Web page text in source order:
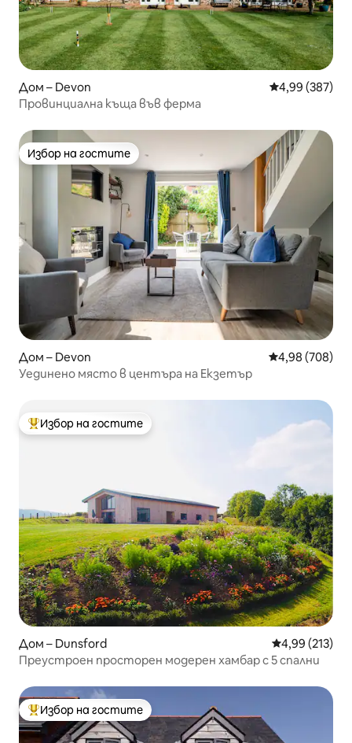
Дом – Devon Средна
4,99 (387)
Провинциална къща във ферма
Избор на гостите
Избор на гостите
Дом – Devon Средна
4,98 (708)
Уединено място в центъра на Екзетър
Най-популярен избор на гостите
Избор на гостите
Дом – Dunsford Средна
4,99 (213)
Преустроен просторен модерен хамбар с 5 спални
Най-популярен избор на гостите
Избор на гостите